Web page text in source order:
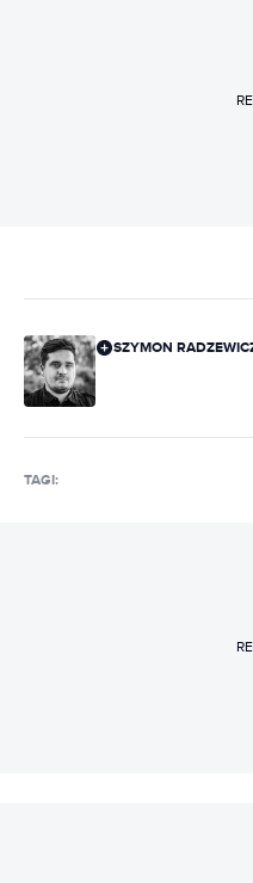
SZYMON
TAGI: